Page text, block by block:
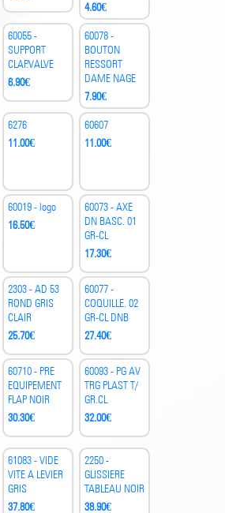
4.60€
60055 -
SUPPORT
CLAP.VALVE
6.90€
60078 -
BOUTON
RESSORT
DAME NAGE
7.90€
6276
11.00€
60607
11.00€
60019 - logo
16.50€
60073 - AXE
DN BASC. 01
GR-CL
17.30€
2303 - AD 53
ROND GRIS
CLAIR
25.70€
60077 -
COQUILLE. 02
GR-CL DNB
27.40€
60710 - PRE
EQUIPEMENT
FLAP NOIR
30.30€
60093 - PG AV
TRG PLAST T/
GR.CL
32.00€
61083 - VIDE
VITE A LEVIER
GRIS
37.80€
2250 -
GLISSIERE
TABLEAU NOIR
38.90€